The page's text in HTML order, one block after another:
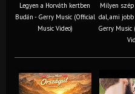
Legyen a Horváth kertben
Budán - Gerry Music (Official
Music Video)
Milyen
dal, ami
Gerry Music